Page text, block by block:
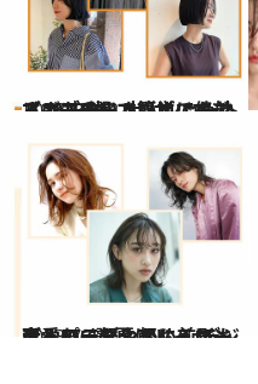
2023.10.12
【2023秋】大人ショート＆ボブ5選 コンサバすぎず、モードすぎずで絶妙 ノンブローで簡単にキマるのもいい
ビューティ＆ヘルス
2023.7.3
大人のミディアム＆ロングヘア6選 夏はレイヤーを入れて軽やかに！ デジタルパーマや軽め前髪も可愛い
ビューティ＆ヘルス